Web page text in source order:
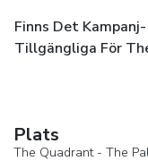
Finns Det
Tillgängliga För
Plats
The Quadrant - The